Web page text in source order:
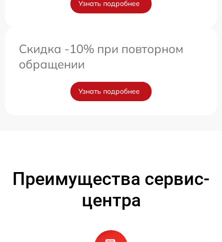
Узнать подробнее
Скидка -10% при повторном
обращении
Узнать подробнее
Преимущества сервис-
центра